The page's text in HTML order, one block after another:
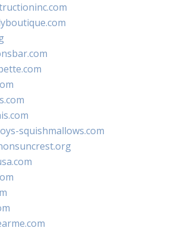
squishmallows.com